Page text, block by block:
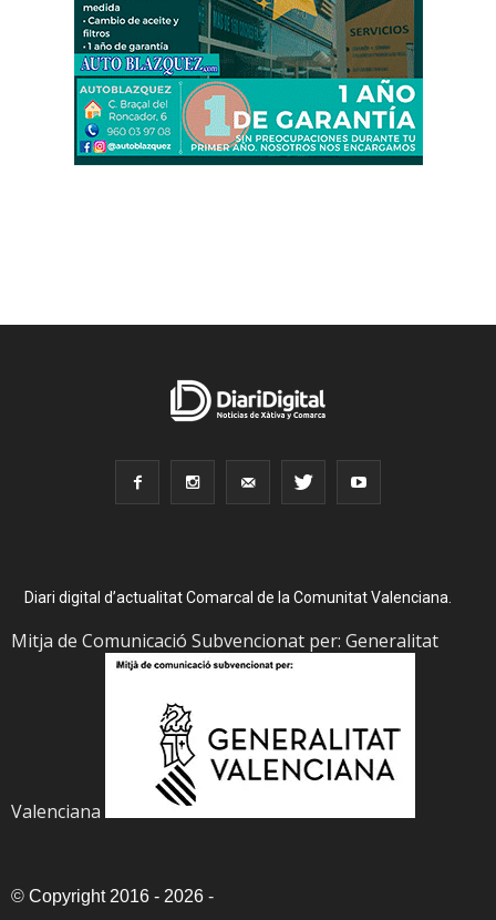
Diari digital d’actualitat Comarcal de la Comunitat Valenciana.
Mitja de Comunicació Subvencionat per: Generalitat
Valenciana
© Copyright 2016 - 2026 -